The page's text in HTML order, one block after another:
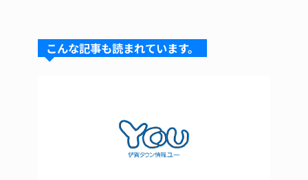
s
k
a
d
e
b
k
e
st
こんな記事も読まれています。